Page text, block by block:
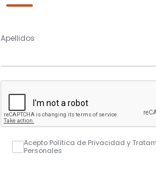
Apellidos
Acepto Política de Privacidad y
Personales